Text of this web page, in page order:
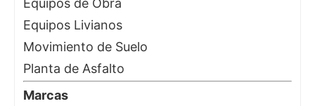
Equipos de Obra
Equipos Livianos
Movimiento de Suelo
Planta de Asfalto
Marcas